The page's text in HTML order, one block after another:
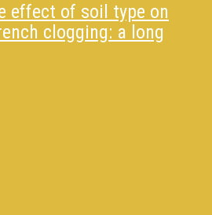
effect of soil type on
clogging: a long